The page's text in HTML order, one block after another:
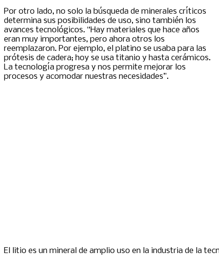
Por otro lado, no solo la búsqueda de minerales críticos
determina sus posibilidades de uso, sino también los
avances tecnológicos. “Hay materiales que hace años
eran muy importantes, pero ahora otros los
reemplazaron. Por ejemplo, el platino se usaba para las
prótesis de cadera; hoy se usa titanio y hasta cerámicos.
La tecnología progresa y nos permite mejorar los
procesos y acomodar nuestras necesidades”.
El litio es un mineral de amplio uso en la industria de la